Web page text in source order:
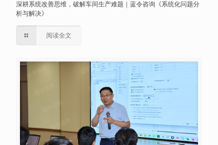
深耕系统改善思维，破解车间生产难题｜蓝令咨询《系统化问题分
析与解决》
阅读全文